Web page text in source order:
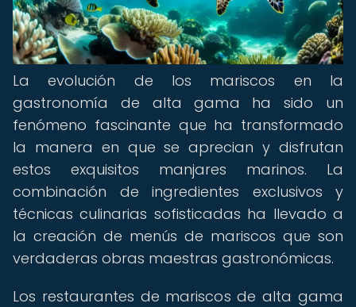
La evolución de los mariscos en la
gastronomía de alta gama ha sido un
fenómeno fascinante que ha transformado
la manera en que se aprecian y disfrutan
estos exquisitos manjares marinos. La
combinación de ingredientes exclusivos y
técnicas culinarias sofisticadas ha llevado a
la creación de menús de mariscos que son
verdaderas obras maestras gastronómicas.
Los restaurantes de mariscos de alta gama